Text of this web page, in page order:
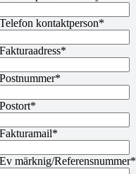
Telefon kontaktperson*
Fakturaadress*
Postnummer*
Postort*
Fakturamail*
Ev märknig/Referensnummer*